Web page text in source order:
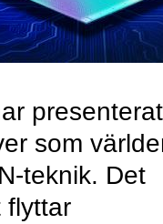
presenterat
som
teknik. Det
flyttar